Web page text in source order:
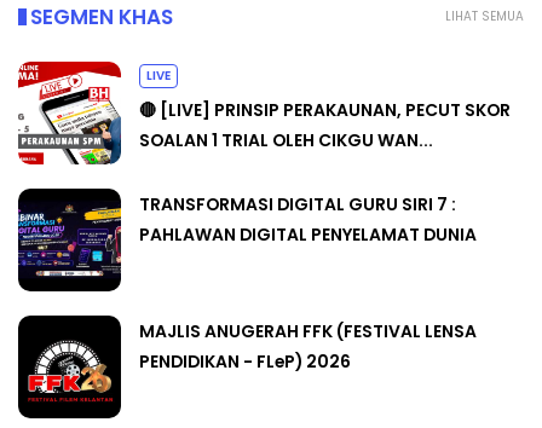
LIHAT SEMUA
SEGMEN KHAS
LIVE
🔴 [LIVE] PRINSIP PERAKAUNAN, PECUT SKOR
SOALAN 1 TRIAL OLEH CIKGU WAN...
TRANSFORMASI DIGITAL GURU SIRI 7 :
PAHLAWAN DIGITAL PENYELAMAT DUNIA
MAJLIS ANUGERAH FFK (FESTIVAL LENSA
PENDIDIKAN - FLeP) 2026